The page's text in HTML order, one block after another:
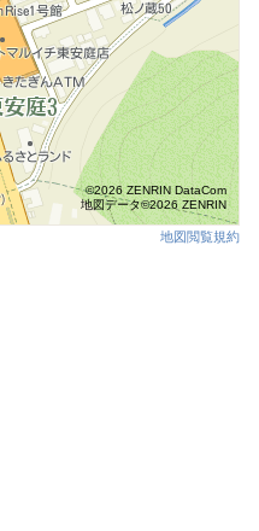
©2026 ZENRIN DataCom
地図データ©2026 ZENRIN
地図閲覧規約